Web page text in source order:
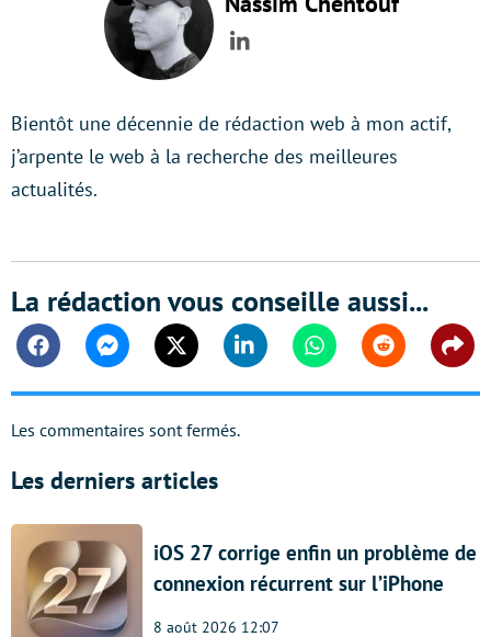
LinkedIn
Bientôt une décennie de rédaction web à mon actif,
j’arpente le web à la recherche des meilleures
actualités.
La rédaction vous conseille aussi...
FacebookMessengerTwitter Linkedin WhatsappReddit
Les commentaires sont fermés.
Les derniers articles
iOS 27 corrige enfin un problème de
connexion récurrent sur l’iPhone
8 août 2026 12:07